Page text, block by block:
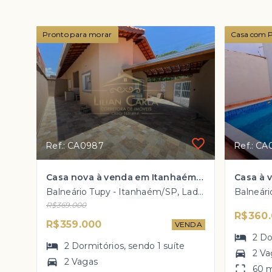
Pronto para morar
Ref.: CA0987
Casa nova à venda em Itanhaém com 2 dorm, 1 suíte e PISCINA por R$ 359 mil
Balneário Tupy - Itanhaém/SP, Lado Praia
R$369.000
R$359.000 VENDA
2 Dormitórios, sendo1 suíte
2 Vagas
Casa com
Ref.:
2
2
60